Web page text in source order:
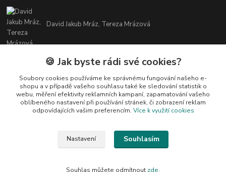
David Jakub Mráz, Tereza Mrázová
info@bylinky-maya.cz
je bez souhlasu kopírovat ani publikovat!
🍪 Jak byste rádi své cookies?
Soubory cookies používáme ke správnému fungování našeho e-
shopu a v případě vašeho souhlasu také ke sledování statistik o
webu, měření efektivity reklamních kampaní, zapamatování vašeho
oblíbeného nastavení při používání stránek, či zobrazení reklam
odpovídajících vašim preferencím. Více k využití cookies
Nastavení Souhlasím
Souhlas můžete odmítnout zde.